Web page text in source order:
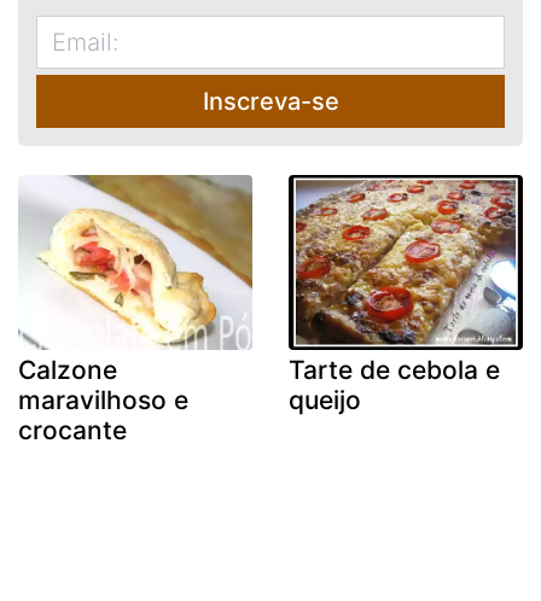
Inscreva-se
Calzone
maravilhoso e
crocante
Tarte de cebola e
queijo